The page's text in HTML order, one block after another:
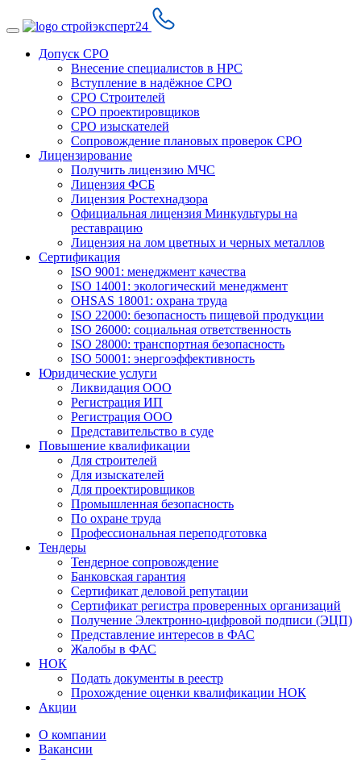
Допуск СРО
Внесение специалистов в НРС
Вступление в надёжное СРО
СРО Строителей
СРО проектировщиков
СРО изыскателей
Сопровождение плановых проверок СРО
Лицензирование
Получить лицензию МЧС
Лицензия ФСБ
Лицензия Ростехнадзора
Официальная лицензия Минкультуры на
реставрацию
Лицензия на лом цветных и черных металлов
Сертификация
ISO 9001: менеджмент качества
ISO 14001: экологический менеджмент
OHSAS 18001: охрана труда
ISO 22000: безопасность пищевой продукции
ISO 26000: социальная ответственность
ISO 28000: транспортная безопасность
ISO 50001: энергоэффективность
Юридические услуги
Ликвидация ООО
Регистрация ИП
Регистрация ООО
Представительство в суде
Повышение квалификации
Для строителей
Для изыскателей
Для проектировщиков
Промышленная безопасность
По охране труда
Профессиональная переподготовка
Тендеры
Тендерное сопровождение
Банковская гарантия
Сертификат деловой репутации
Сертификат регистра проверенных организаций
Получение Электронно-цифровой подписи (ЭЦП)
Представление интересов в ФАС
Жалобы в ФАС
НОК
Подать документы в реестр
Прохождение оценки квалификации НОК
Акции
О компании
Вакансии